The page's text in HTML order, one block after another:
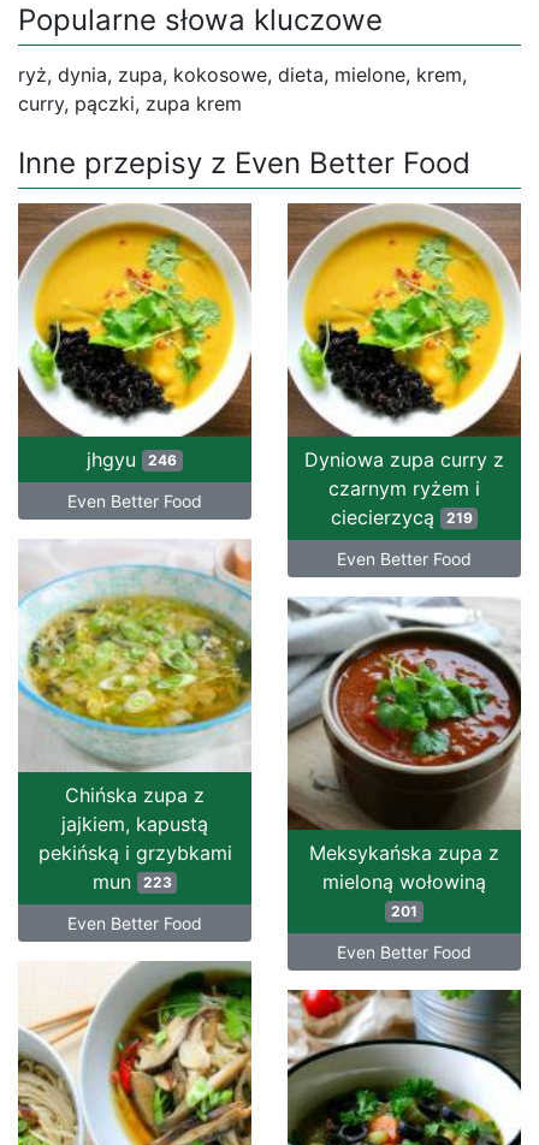
Popularne słowa kluczowe
ryż, dynia, zupa, kokosowe, dieta, mielone, krem,
curry, pączki, zupa krem
Inne przepisy z Even Better Food
jhgyu 246
Even Better Food
Dyniowa zupa curry z
czarnym ryżem i
ciecierzycą
219
Even Better Food
Chińska zupa z
jajkiem, kapustą
pekińską i grzybkami
mun
223
Even Better Food
Meksykańska zupa z
mieloną wołowiną
201
Even Better Food